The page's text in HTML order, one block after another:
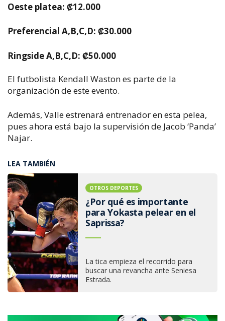
Oeste platea: ₡12.000
Preferencial A,B,C,D: ₡30.000
Ringside A,B,C,D: ₡50.000
El futbolista Kendall Waston es parte de la
organización de este evento.
Además, Valle estrenará entrenador en esta pelea,
pues ahora está bajo la supervisión de Jacob ‘Panda’
Najar.
LEA TAMBIÉN
OTROS DEPORTES
¿Por qué es importante
para Yokasta pelear en el
Saprissa?
La tica empieza el recorrido para
buscar una revancha ante Seniesa
Estrada.